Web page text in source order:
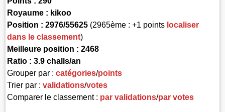
Royaume : kikoo
Position : 2976/55625 (2965ème : +1 points localiser
dans le classement)
Meilleure position : 2468
Ratio : 3.9 challs/an
Grouper par :catégories/points
Trier par :validations/votes
Comparer le classement : par validations/par votes